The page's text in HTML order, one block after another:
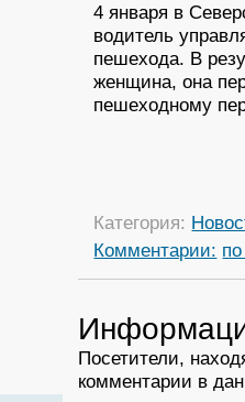
4 января в
водитель
пешехода. В
женщина, она
пешеходному
Категория:
Комментарии:
Посетители,
комментарии в